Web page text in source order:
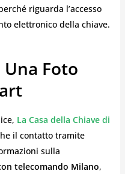
riguarda l’accesso
elettronico della chiave.
Foto
La Casa della Chiave di
il contatto tramite
sulla
telecomando Milano,